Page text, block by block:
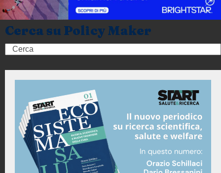
Cerca su Policy Maker
Search